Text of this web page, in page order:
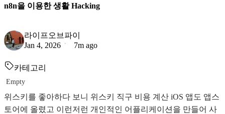
n8n을 이용한 생활 Hacking
라이프오브파이
Jan 4, 2026
7m ago
카테고리
Empty
위스키를 좋아하다 보니 위스키 직구 비용 계산 iOS 앱도 앱스
토어에 올렸고 이런저런 개인적인 어플리케이션을 만들어 사